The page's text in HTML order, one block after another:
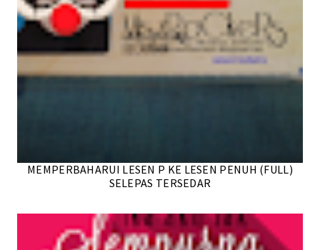
MEMPERBAHARUI LESEN P KE LESEN PENUH (FULL)
SELEPAS TERSEDAR